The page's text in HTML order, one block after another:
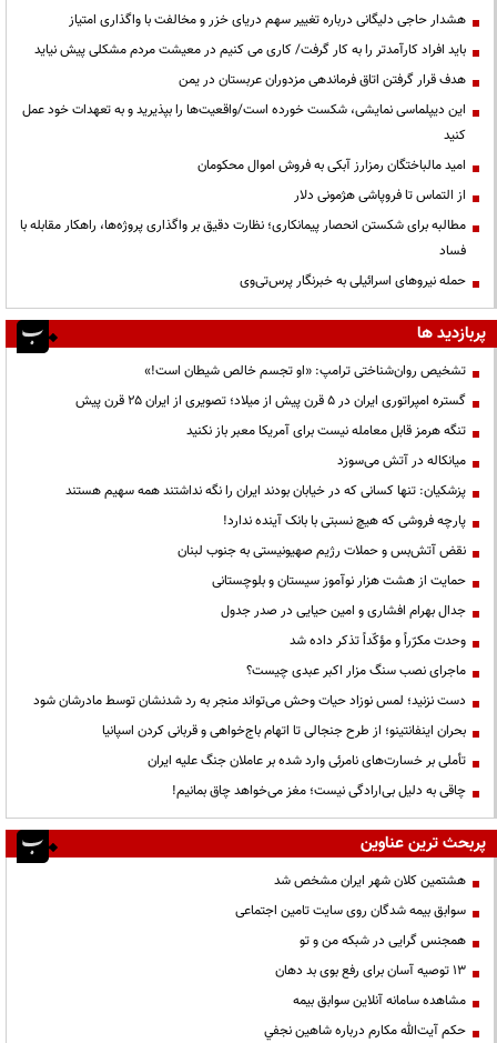
هشدار حاجی دلیگانی درباره تغییر سهم دریای خزر و مخالفت با واگذاری امتیاز
باید افراد کارآمدتر را به کار گرفت/ کاری می کنیم در معیشت مردم مشکلی پیش نیاید
هدف قرار گرفتن اتاق‌ فرماندهی مزدوران عربستان در یمن
این دیپلماسی نمایشی، شکست خورده است/واقعیت‌ها را بپذیرید و به تعهدات خود عمل
کنید
امید مالباختگان رمزارز آبکی به فروش اموال محکومان
از التماس تا فروپاشی هژمونی دلار
مطالبه برای شکستن انحصار پیمانکاری؛ نظارت دقیق بر واگذاری پروژه‌ها، راهکار مقابله با
فساد
حمله نیروهای اسرائیلی به خبرنگار پرس‌تی‌وی
پربازدید ها
تشخیص روان‌شناختی ترامپ: «او تجسم خالص شیطان است!»
گستره امپراتوری ایران در ۵ قرن پیش از میلاد؛ تصویری از ایران ۲۵ قرن پیش
تنگه هرمز قابل معامله نیست برای آمریکا معبر باز نکنید
میانکاله در آتش می‌سوزد
پزشکیان: تنها کسانی که در خیابان بودند ایران را نگه نداشتند همه سهیم هستند
پارچه فروشی که هیچ نسبتی با بانک آینده ندارد!
نقض آتش‌بس و حملات رژیم صهیونیستی به جنوب لبنان
حمایت از هشت هزار نوآموز سیستان و بلوچستانی
جدال بهرام افشاری و امین حیایی در صدر جدول
وحدت مکرّراً و مؤکّداً تذکر داده شد
ماجرای نصب سنگ مزار اکبر عبدی چیست؟
دست نزنید؛ لمس نوزاد حیات وحش می‌تواند منجر به رد شدنشان توسط مادرشان شود
بحران اینفانتینو؛ از طرح جنجالی تا اتهام باج‌خواهی و قربانی کردن اسپانیا
تأملی بر خسارت‌های نامرئی وارد شده بر عاملان جنگ علیه ایران
چاقی به دلیل بی‌ارادگی نیست؛ مغز می‌خواهد چاق بمانیم!
پربحث ترین عناوین
هشتمین کلان شهر ایران مشخص شد
سوابق بیمه شدگان روی سایت تامین اجتماعی
همجنس گرایی در شبکه من و تو
13 توصیه آسان برای رفع بوی بد دهان
مشاهده سامانه آنلاين سوابق بیمه
حكم آيت‌الله مكارم درباره شاهين نجفي